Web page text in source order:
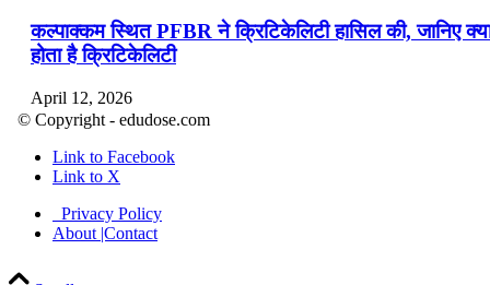
कल्पाक्कम स्थित PFBR ने क्रिटिकेलिटी हासिल की, जानिए
होता है क्रिटिकेलिटी
April 12, 2026
April 9, 2026
नासा का आर्टेमिस-2 मिशन: मनुष्य एक बार फिर से चंद्रमा के
पहुंचा
© Copyright - edudose.com
Link to Facebook
Link to X
Privacy Policy
About |Contact